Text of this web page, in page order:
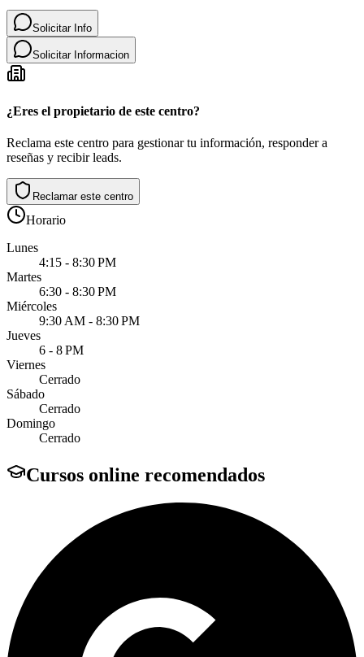
Solicitar Info
Solicitar Informacion
¿Eres el propietario de este centro?
Reclama este centro para gestionar tu información, responder a
reseñas y recibir leads.
Reclamar este centro
Horario
Lunes
4:15 - 8:30 PM
Martes
6:30 - 8:30 PM
Miércoles
9:30 AM - 8:30 PM
Jueves
6 - 8 PM
Viernes
Cerrado
Sábado
Cerrado
Domingo
Cerrado
Cursos online recomendados